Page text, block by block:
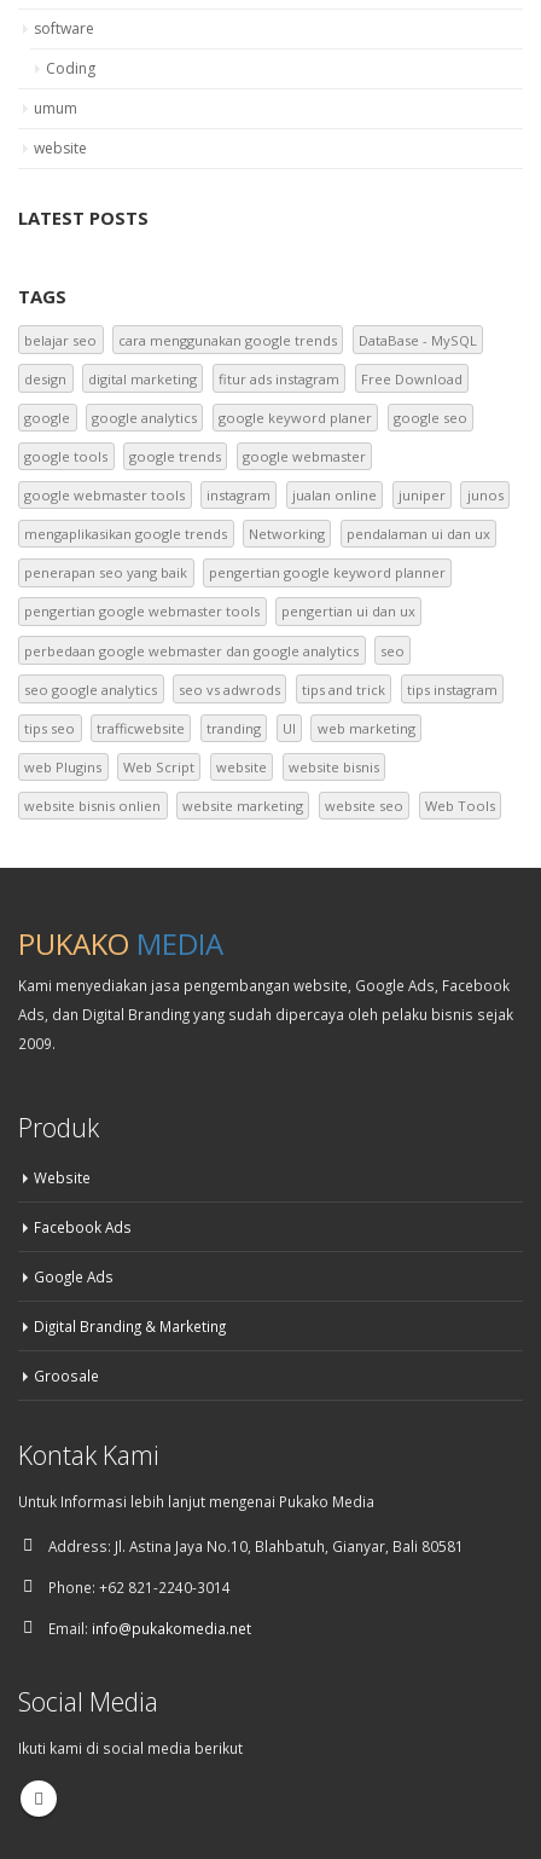
software
Coding
umum
website
LATEST POSTS
TAGS
belajar seo cara menggunakan google trends DataBase - MySQL
design digital marketing fitur ads instagram Free Download
google google analytics google keyword planer google seo
google tools google trends google webmaster
google webmaster tools instagram jualan online juniper junos
mengaplikasikan google trends Networking pendalaman ui dan ux
penerapan seo yang baik pengertian google keyword planner
pengertian google webmaster tools pengertian ui dan ux
perbedaan google webmaster dan google analytics seo
seo google analytics seo vs adwrods tips and trick tips instagram
tips seo trafficwebsite tranding UI web marketing
web Plugins Web Script website website bisnis
website bisnis onlien website marketing website seo Web Tools
PUKAKO MEDIA
Kami menyediakan jasa pengembangan website, Google Ads, Facebook
Ads, dan Digital Branding yang sudah dipercaya oleh pelaku bisnis sejak
2009.
Produk
Website
Facebook Ads
Google Ads
Digital Branding & Marketing
Groosale
Kontak Kami
Untuk Informasi lebih lanjut mengenai Pukako Media
Address: Jl. Astina Jaya No.10, Blahbatuh, Gianyar, Bali 80581
Phone: +62 821-2240-3014
Email: info@pukakomedia.net
Social Media
Ikuti kami di social media berikut